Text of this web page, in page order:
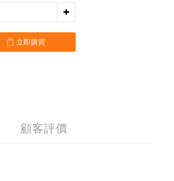
立即購買
顧客評價